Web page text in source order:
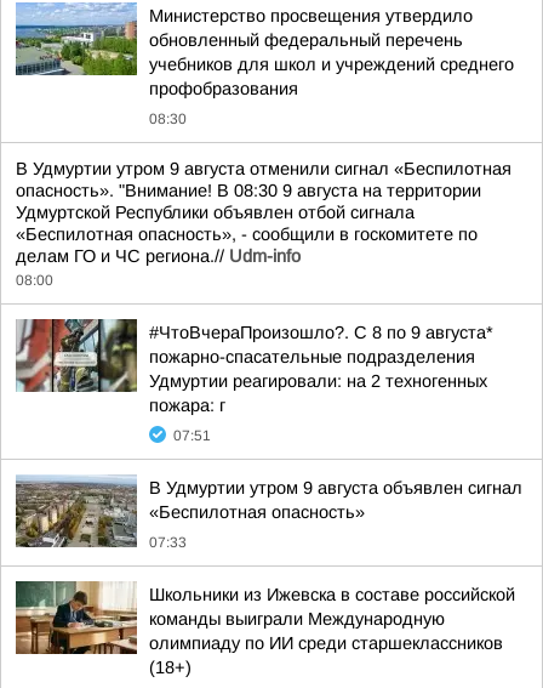
Министерство просвещения утвердило
обновленный федеральный перечень
учебников для школ и учреждений среднего
профобразования
08:30
В Удмуртии утром 9 августа отменили сигнал «Беспилотная
опасность». "Внимание! В 08:30 9 августа на территории
Удмуртской Республики объявлен отбой сигнала
«Беспилотная опасность», - сообщили в госкомитете по
делам ГО и ЧС региона.// Udm-info
08:00
#ЧтоВчераПроизошло?. С 8 по 9 августа*
пожарно-спасательные подразделения
Удмуртии реагировали: на 2 техногенных
пожара: г
07:51
В Удмуртии утром 9 августа объявлен сигнал
«Беспилотная опасность»
07:33
Школьники из Ижевска в составе российской
команды выиграли Международную
олимпиаду по ИИ среди старшеклассников
(18+)